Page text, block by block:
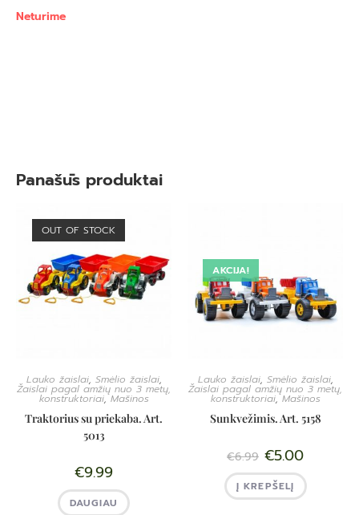
Neturime
Panašūs produktai
OUT OF STOCK
Lauko žaislai, Smėlio žaislai,
Žaislai pagal amžių nuo 3 metų,
konstruktoriai,Mašinos
Traktorius su priekaba. Art.
5013
€9.99
DAUGIAU
AKCIJA!
Lauko žaislai, Smėlio žaislai,
Žaislai pagal amžių nuo 3 metų,
konstruktoriai,Mašinos
Sunkvežimis. Art. 5158
€6.99 €5.00
Į KREPŠELĮ